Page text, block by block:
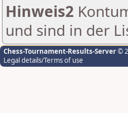
Hinweis2
und sind in der
Chess-Tournament-Results-Server©
Legal details/Terms of use